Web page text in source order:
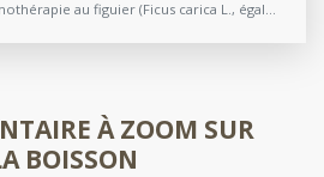
ÀZOOM SUR
BOISSON